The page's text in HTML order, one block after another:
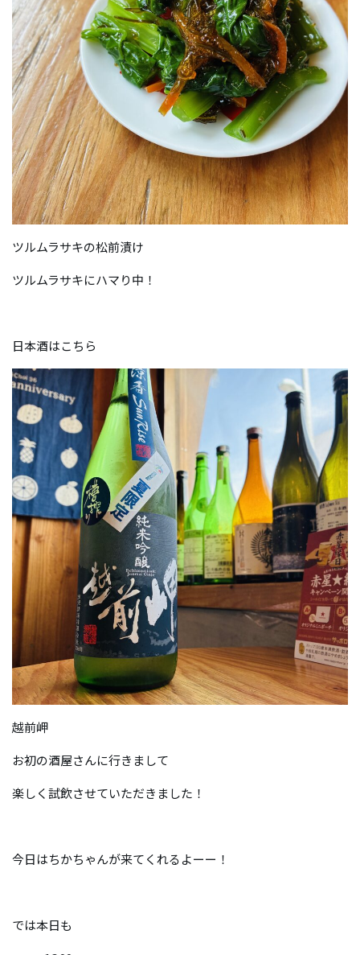
ツルムラサキの松前漬け
ツルムラサキにハマり中！
日本酒はこちら
越前岬
お初の酒屋さんに行きまして
楽しく試飲させていただきました！
今日はちかちゃんが来てくれるよーー！
では本日も